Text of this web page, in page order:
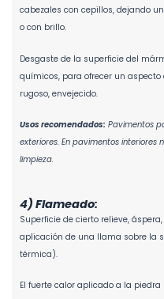
cabezales con cepillos, dejando
o con brillo.
Desgaste de la superficie del
químicos, para ofrecer un
rugoso, envejecido.
Usos recomendados: Pavimentos
exteriores. En pavimentos
limpieza.
4) Flameado:
Superficie de cierto relieve,
aplicación de una llama sobre la
térmica).
El fuerte calor aplicado a la